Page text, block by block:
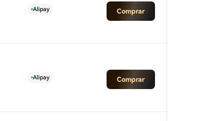
Alipay Comprar
Alipay Comprar